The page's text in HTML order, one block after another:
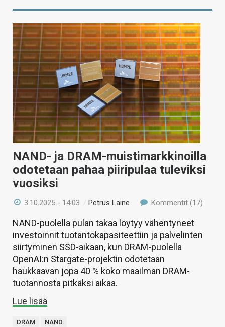
NAND- ja DRAM-muistimarkkinoilla
odotetaan pahaa piiripulaa tuleviksi
vuosiksi
3.10.2025 - 14:03 / Petrus Laine Kommentit (17)
NAND-puolella pulan takaa löytyy vähentyneet
investoinnit tuotantokapasiteettiin ja palvelinten
siirtyminen SSD-aikaan, kun DRAM-puolella
OpenAI:n Stargate-projektin odotetaan
haukkaavan jopa 40 % koko maailman DRAM-
tuotannosta pitkäksi aikaa.
Lue lisää
DRAM NAND